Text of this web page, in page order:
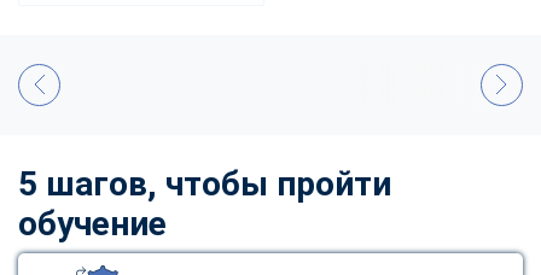
5 шагов, чтобы пройти
обучение